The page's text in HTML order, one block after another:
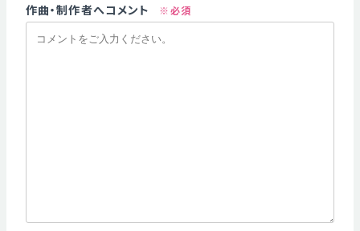
作曲・制作者へコメント ※必須